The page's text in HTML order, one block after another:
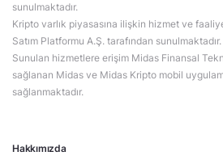
Hakkımızda
sunulmaktadır.
Kripto varlık piyasasına ilişkin hizmet ve
Satım Platformu A.Ş. tarafından sunulmaktadır.
Sunulan hizmetlere erişim Midas Finansal
sağlanan Midas ve Midas Kripto mobil
sağlanmaktadır.